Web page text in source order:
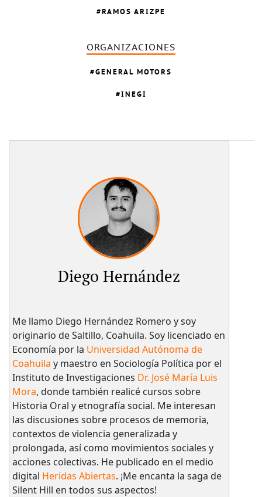
RAMOS ARIZPE
ORGANIZACIONES
GENERAL MOTORS
INEGI
Diego Hernández
Me llamo Diego Hernández Romero y soy
originario de Saltillo, Coahuila. Soy licenciado en
Economía por la Universidad Autónoma de
Coahuila y maestro en Sociología Política por el
Instituto de Investigaciones Dr. José María Luis
Mora, donde también realicé cursos sobre
Historia Oral y etnografía social. Me interesan
las discusiones sobre procesos de memoria,
contextos de violencia generalizada y
prolongada, así como movimientos sociales y
acciones colectivas. He publicado en el medio
digital Heridas Abiertas. ¡Me encanta la saga de
Silent Hill en todos sus aspectos!